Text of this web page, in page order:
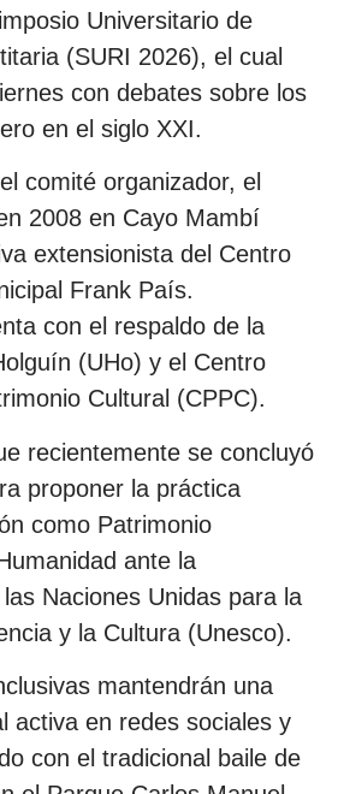
Universitario de
(SURI 2026), el cual
con debates sobre los
en el siglo XXI.
comité organizador, el
2008 en Cayo Mambí
extensionista del Centro
Frank País.
con el respaldo de la
(UHo) y el Centro
Cultural (CPPC).
recientemente se concluyó
proponer la práctica
como Patrimonio
ante la
Naciones Unidas para la
y la Cultura (Unesco).
mantendrán una
activa en redes sociales y
con el tradicional baile de